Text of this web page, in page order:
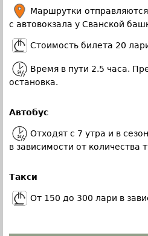
Маршрутки
с автовокзала у Сванской
Стоимость билета 20
Время в пути 2.5 часа.
остановка.
Автобус
Отходят с 7 утра и в
в зависимости от количества
Такси
От 150 до 300 лари в